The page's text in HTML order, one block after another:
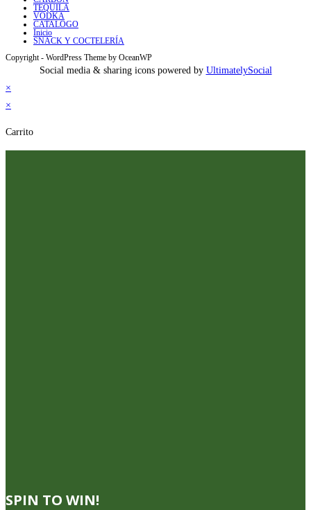
TEQUILA
VODKA
CATALOGO
Inicio
SNACK Y COCTELERÍA
Copyright - WordPress Theme by OceanWP
Social media & sharing icons powered by UltimatelySocial
×
×
Carrito
SPIN TO WIN!